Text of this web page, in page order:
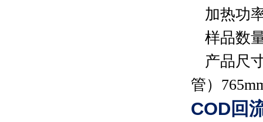
加热功
样品数
产品尺
管）
COD回